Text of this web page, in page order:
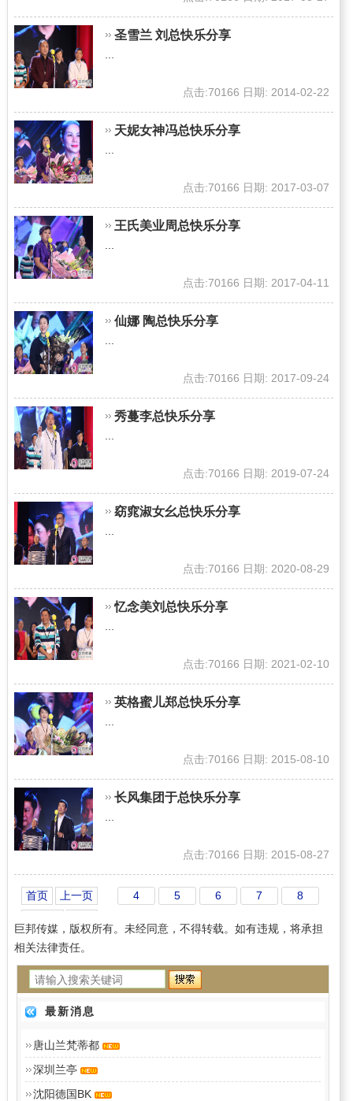
圣雪兰 刘总快乐分享
...
点击:70166 日期: 2014-02-22
天妮女神冯总快乐分享
...
点击:70166 日期: 2017-03-07
王氏美业周总快乐分享
...
点击:70166 日期: 2017-04-11
仙娜 陶总快乐分享
...
点击:70166 日期: 2017-09-24
秀蔓李总快乐分享
...
点击:70166 日期: 2019-07-24
窈窕淑女幺总快乐分享
...
点击:70166 日期: 2020-08-29
忆念美刘总快乐分享
...
点击:70166 日期: 2021-02-10
英格蜜儿郑总快乐分享
...
点击:70166 日期: 2015-08-10
长风集团于总快乐分享
...
点击:70166 日期: 2015-08-27
首页 上一页 4 5 6 7
8
巨邦传媒，版权所有。未经同意，不得转载。如有违规，将承担
相关法律责任。
最新消息
唐山兰梵蒂都
深圳兰亭
沈阳德国BK